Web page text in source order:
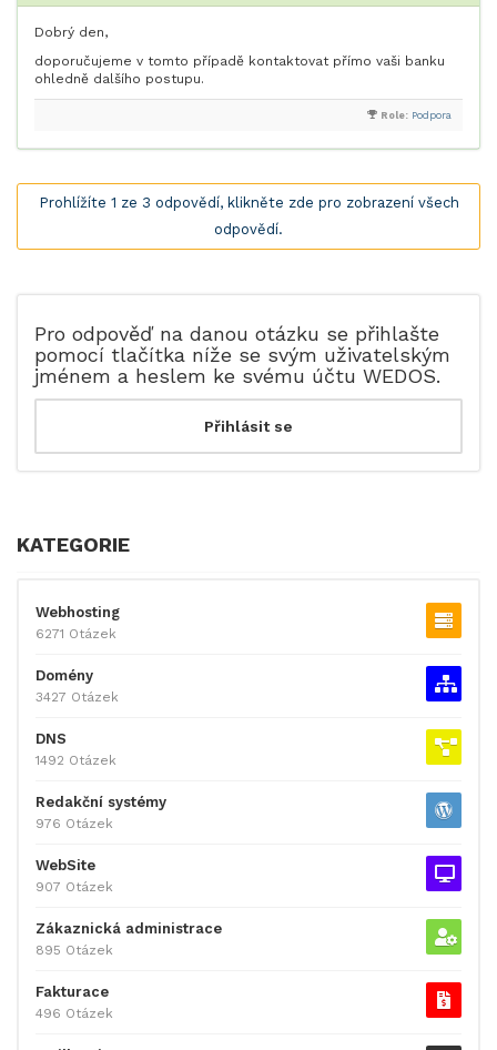
Dobrý den,
doporučujeme v tomto případě kontaktovat přímo vaši banku
ohledně dalšího postupu.
Role: Podpora
Prohlížíte 1 ze 3 odpovědí, klikněte zde pro zobrazení všech
odpovědí.
Pro odpověď na danou otázku se přihlašte
pomocí tlačítka níže se svým uživatelským
jménem a heslem ke svému účtu WEDOS.
KATEGORIE
Webhosting
6271 Otázek
Domény
3427 Otázek
DNS
1492 Otázek
Redakční systémy
976 Otázek
WebSite
907 Otázek
Zákaznická administrace
895 Otázek
Fakturace
496 Otázek